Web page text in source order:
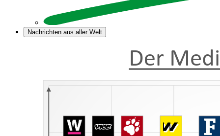
Nachrichten aus aller Welt